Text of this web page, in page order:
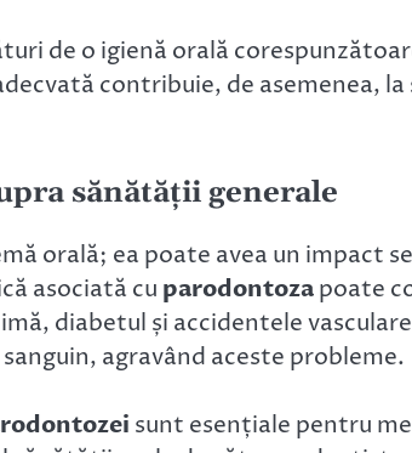
de o igienă orală
contribuie, de asemenea, la
sănătății generale
orală; ea poate avea un impact
asociată cu parodontozapoate
diabetul și accidentele
agravând aceste probleme.
sunt esențiale pentru